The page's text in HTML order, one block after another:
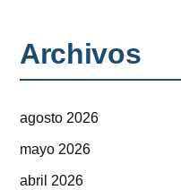
Archivos
agosto 2026
mayo 2026
abril 2026